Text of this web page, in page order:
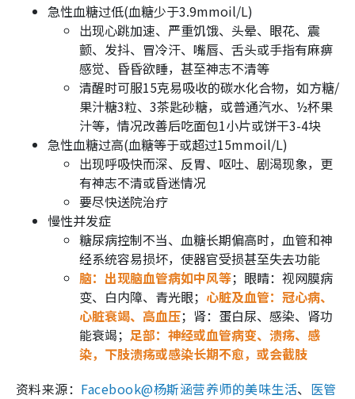
急性血糖过低(血糖少于3.9mmoil/L)
出现心跳加速、严重饥饿、头晕、眼花、震
颤、发抖、冒冷汗、嘴唇、舌头或手指有麻痹
感觉、昏昏欲睡，甚至神志不清等
清醒时可服15克易吸收的碳水化合物，如方糖/
果汁糖3粒、3茶匙砂糖，或普通汽水、½杯果
汁等，情况改善后吃面包1小片或饼干3-4块
急性血糖过高(血糖等于或超过15mmoil/L)
出现呼吸快而深、反胃、呕吐、剧渴现象，更
有神志不清或昏迷情况
要尽快送院治疗
慢性并发症
糖尿病控制不当、血糖长期偏高时，血管和神
经系统容易损坏，使器官受损甚至失去功能
脑：出现脑血管病如中风等；眼睛：视网膜病
变、白内障、青光眼； 心脏及血管：冠心病、
心脏衰竭、高血压；肾：蛋白尿、感染、肾功
能衰竭； 足部：神经或血管病变、溃疡、感
染，下肢溃疡或感染长期不愈，或会截肢
资料来源： Facebook@杨斯涵营养师的美味生活、 医管